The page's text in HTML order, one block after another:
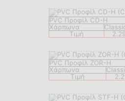
PVC Προφίλ CD-H
Χάρπωνα
Τιμή
2.29
PVC Προφίλ ZOR-H
Χάρπωνα
Τιμή